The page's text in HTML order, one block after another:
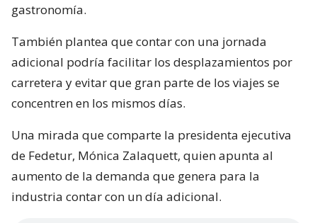
gastronomía.
También plantea que contar con una jornada
adicional podría facilitar los desplazamientos por
carretera y evitar que gran parte de los viajes se
concentren en los mismos días.
Una mirada que comparte la presidenta ejecutiva
de Fedetur, Mónica Zalaquett, quien apunta al
aumento de la demanda que genera para la
industria contar con un día adicional.